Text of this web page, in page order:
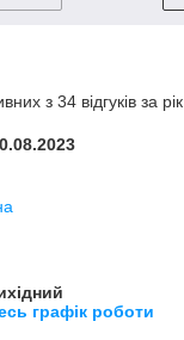
з 34 відгуків за рік
графік роботи